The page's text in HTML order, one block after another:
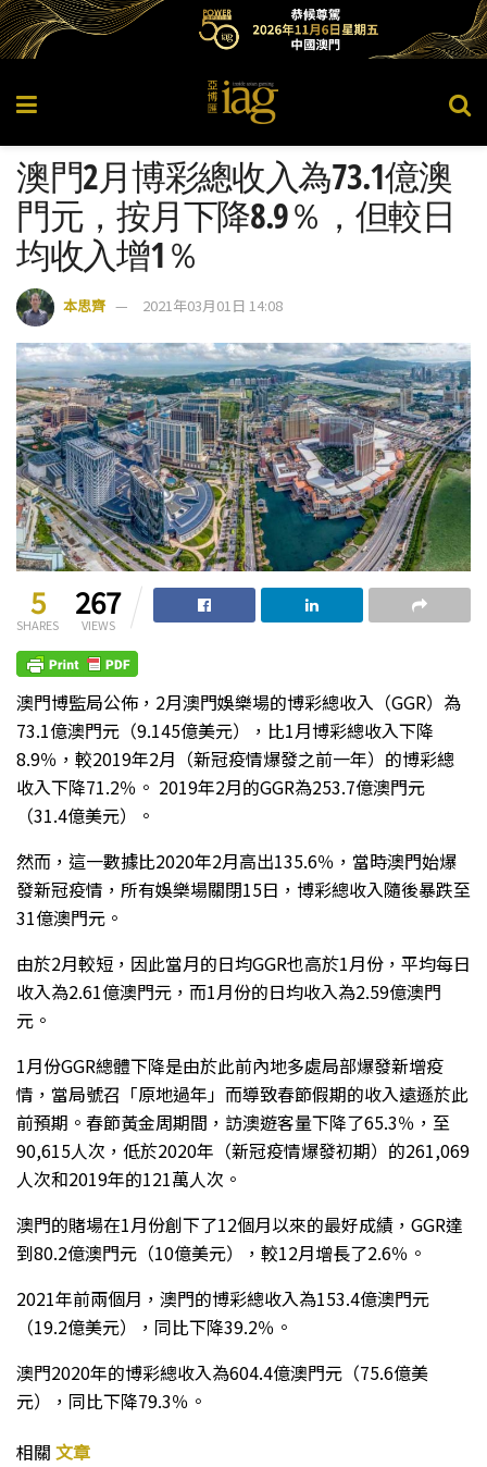
澳門2月博彩總收入為73.1億澳
門元，按月下降8.9％，但較日
均收入增1％
本思齊 2021年03月01日 14:08
5
SHARES
267
VIEWS
澳門博監局公佈，2月澳門娛樂場的博彩總收入（GGR）為
73.1億澳門元（9.145億美元），比1月博彩總收入下降
8.9％，較2019年2月（新冠疫情爆發之前一年）的博彩總
收入下降71.2％。 2019年2月的GGR為253.7億澳門元
（31.4億美元）。
然而，這一數據比2020年2月高出135.6％，當時澳門始爆
發新冠疫情，所有娛樂場關閉15日，博彩總收入隨後暴跌至
31億澳門元。
由於2月較短，因此當月的日均GGR也高於1月份，平均每日
收入為2.61億澳門元，而1月份的日均收入為2.59億澳門
元。
1月份GGR總體下降是由於此前內地多處局部爆發新增疫
情，當局號召「原地過年」而導致春節假期的收入遠遜於此
前預期。春節黃金周期間，訪澳遊客量下降了65.3％，至
90,615人次，低於2020年（新冠疫情爆發初期）的261,069
人次和2019年的121萬人次。
澳門的賭場在1月份創下了12個月以來的最好成績，GGR達
到80.2億澳門元（10億美元），較12月增長了2.6％。
2021年前兩個月，澳門的博彩總收入為153.4億澳門元
（19.2億美元），同比下降39.2％。
澳門2020年的博彩總收入為604.4億澳門元（75.6億美
元），同比下降79.3％。
相關 文章